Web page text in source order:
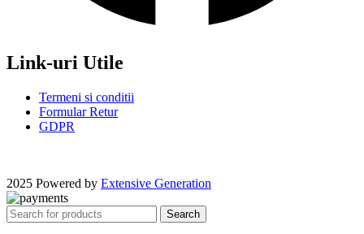
Link-uri Utile
Termeni si conditii
Formular Retur
GDPR
2025 Powered by Extensive Generation
Search